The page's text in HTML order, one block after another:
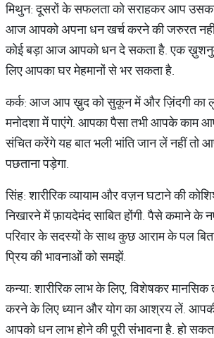
मिथुन: दूसरों के सफलता को सराहकर आप
आज आपको अपना धन खर्च करने की जरुरत नहीं
कोई बड़ा आज आपको धन दे सकता है. एक
लिए आपका घर मेहमानों से भर सकता है.
कर्क: आज आप ख़ुद को सुकून में और ज़िंदगी का
मनोदशा में पाएंगे. आपका पैसा तभी आपके काम
संचित करेंगे यह बात भली भांति जान लें नहीं
पछताना पड़ेगा.
सिंह: शारीरिक व्यायाम और वज़न घटाने की
निखारने में फ़ायदेमंद साबित होंगी. पैसे कमाने के
परिवार के सदस्यों के साथ कुछ आराम के पल
प्रिय की भावनाओं को समझें.
कन्या: शारीरिक लाभ के लिए, विशेषकर मानसिक
करने के लिए ध्यान और योग का आश्रय लें.
आपको धन लाभ होने की पूरी संभावना है. हो